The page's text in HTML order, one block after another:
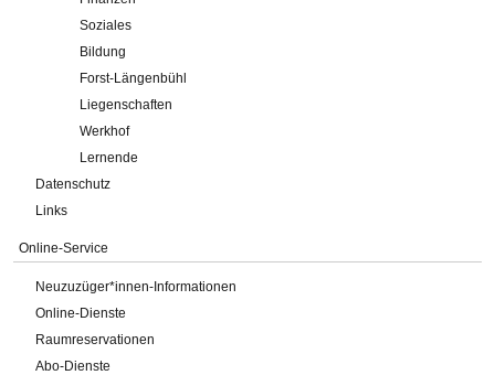
Soziales
Bildung
Forst-Längenbühl
Liegenschaften
Werkhof
Lernende
Datenschutz
Links
Online-Service
Neuzuzüger*innen-Informationen
Online-Dienste
Raumreservationen
Abo-Dienste